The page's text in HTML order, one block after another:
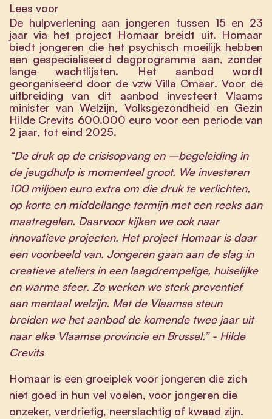
Lees voor
De hulpverlening aan jongeren tussen 15 en 23
jaar via het project Homaar breidt uit. Homaar
biedt jongeren die het psychisch moeilijk hebben
een gespecialiseerd dagprogramma aan, zonder
lange wachtlijsten. Het aanbod wordt
georganiseerd door de vzw Villa Omaar. Voor de
uitbreiding van dit aanbod investeert Vlaams
minister van Welzijn, Volksgezondheid en Gezin
Hilde Crevits 600.000 euro voor een periode van
2 jaar, tot eind 2025.
“De druk op de crisisopvang en –begeleiding in
de jeugdhulp is momenteel groot. We investeren
100 miljoen euro extra om die druk te verlichten,
op korte en middellange termijn met een reeks aan
maatregelen. Daarvoor kijken we ook naar
innovatieve projecten. Het project Homaar is daar
een voorbeeld van. Jongeren gaan aan de slag in
creatieve ateliers in een laagdrempelige, huiselijke
en warme sfeer. Zo werken we sterk preventief
aan mentaal welzijn. Met de Vlaamse steun
breiden we het aanbod de komende twee jaar uit
naar elke Vlaamse provincie en Brussel.” - Hilde
Crevits
Homaar is een groeiplek voor jongeren die zich
niet goed in hun vel voelen, voor jongeren die
onzeker, verdrietig, neerslachtig of kwaad zijn.